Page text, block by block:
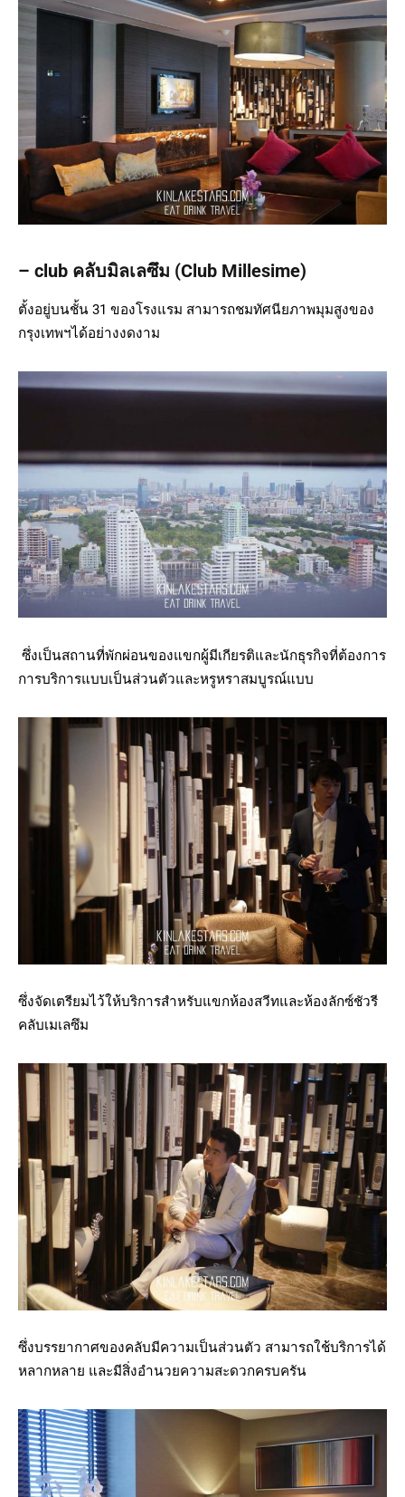
– club คลับมิลเลซึม (Club Millesime)
ตั้งอยู่บนชั้น 31 ของโรงแรม สามารถชมทัศนียภาพมุมสูงของ
กรุงเทพฯได้อย่างงดงาม
ซึ่งเป็นสถานที่พักผ่อนของแขกผู้มีเกียรติและนักธุรกิจที่ต้องการ
การบริการแบบเป็นส่วนตัวและหรูหราสมบูรณ์แบบ
ซึ่งจัดเตรียมไว้ให้บริการสำหรับแขกห้องสวีทและห้องลักซ์ชัวรี
คลับเมเลซึม
ซึ่งบรรยากาศของคลับมีความเป็นส่วนตัว สามารถใช้บริการได้
หลากหลาย และมีสิ่งอำนวยความสะดวกครบครัน